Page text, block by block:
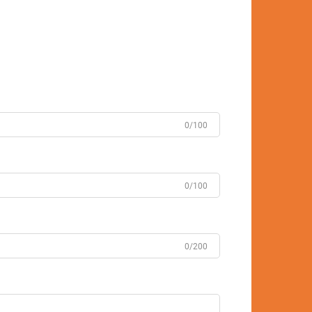
0/100
0/100
0/200